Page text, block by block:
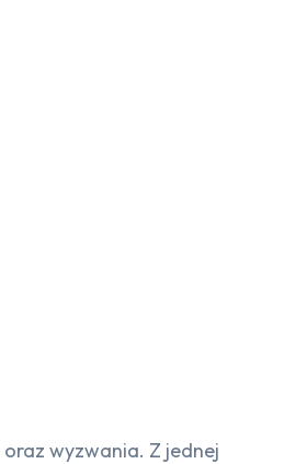
wyzwania. Z jednej